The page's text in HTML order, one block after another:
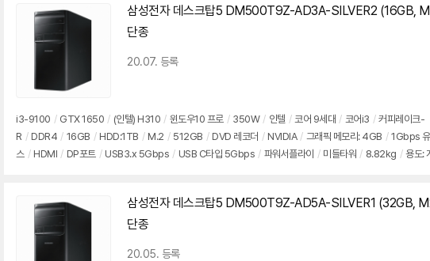
설치 환경·지역에 따라
배송·설치비가 달라집니다.
기
삼성전자 데스크탑5 DM500T9Z-AD3A-SILVER2 (16GB,
단종
20.07. 등록
i3-9100 / GTX 1650 / (인텔) H310 / 윈도우10 프로 / 350W / 인텔 / 코어 9세대 / 코어i3 / 커피레이크-
R / DDR4 / 16GB / HDD:1TB / M.2 / 512GB / DVD 레코더 / NVIDIA / 그래픽 메모리: 4GB / 1Gbps
스 / HDMI / DP포트 / USB3.x 5Gbps / USB C타입 5Gbps / 파워서플라이 / 미들타워 / 8.82kg / 용도:
삼성전자 데스크탑5 DM500T9Z-AD5A-SILVER1 (32GB,
단종
20.05. 등록